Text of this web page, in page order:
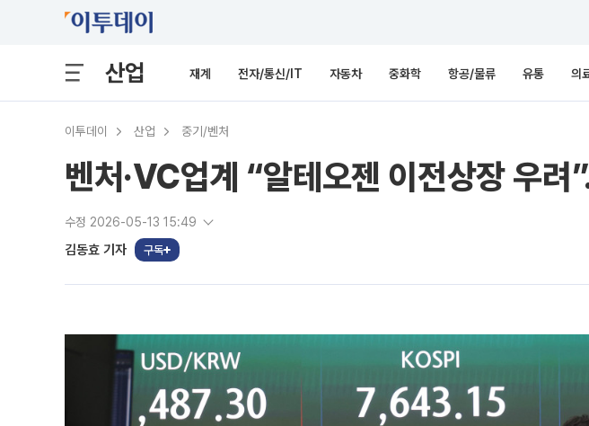
산업 재계 전자/통신/IT 자동차 중화학 항공/물류 유통 의
이투데이 산업 중기/벤처
벤처·VC업계 “알테오젠 이전상장 우
수정 2026-05-13 15:49
김동효 기자 구독